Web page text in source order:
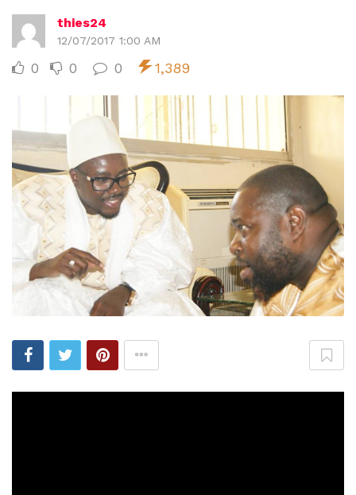
thies24
12/07/2017 1:00 AM
0 0 0 1,389